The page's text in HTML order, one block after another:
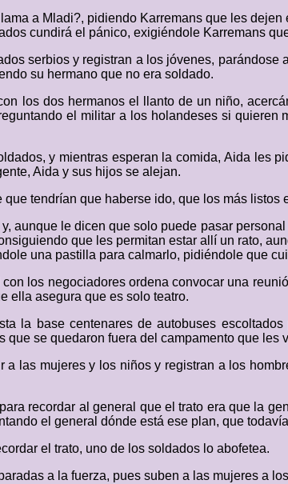
a Mladi?, pidiendo Karremans que les
cundirá el pánico, exigiéndole Karremans
serbios y registran a los jóvenes,
su hermano que no era soldado.
los dos hermanos el llanto de un niño,
el militar a los holandeses si
y mientras esperan la comida, Aida les
Aida y sus hijos se alejan.
tendrían que haberse ido, que los más listos
aunque le dicen que solo puede pasar
que les permitan estar allí un rato,
una pastilla para calmarlo, pidiéndole que
los negociadores ordena convocar una
ella asegura que es solo teatro.
la base centenares de autobuses
que se quedaron fuera del campamento que
a las mujeres y los niños y registran a los
recordar al general que el trato era que la
el general dónde está ese plan, que
el trato, uno de los soldados lo abofetea.
a la fuerza, pues suben a las mujeres a